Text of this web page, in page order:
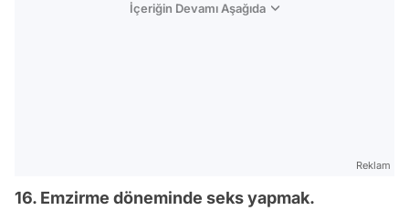
İçeriğin Devamı Aşağıda
Reklam
16. Emzirme döneminde seks yapmak.